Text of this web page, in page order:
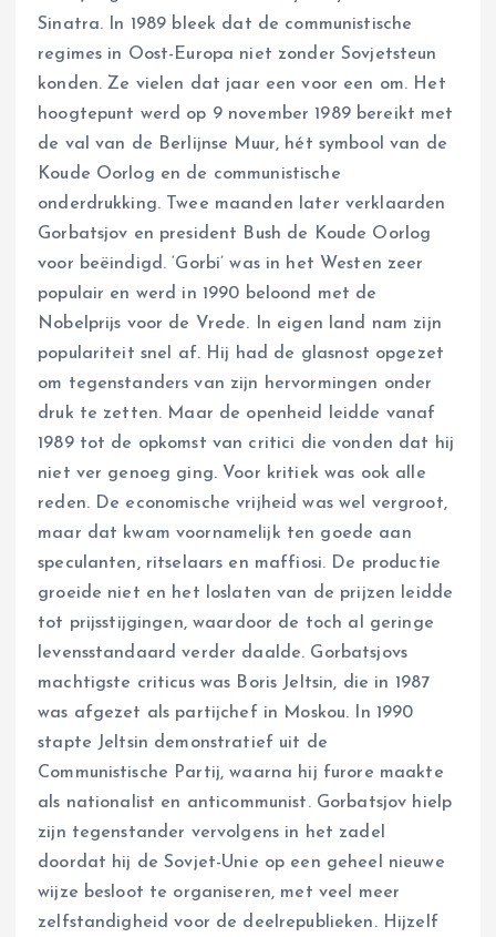
Sinatra. In 1989 bleek dat de communistische
regimes in Oost-Europa niet zonder Sovjetsteun
konden. Ze vielen dat jaar een voor een om. Het
hoogtepunt werd op 9 november 1989 bereikt met
de val van de Berlijnse Muur, hét symbool van de
Koude Oorlog en de communistische
onderdrukking. Twee maanden later verklaarden
Gorbatsjov en president Bush de Koude Oorlog
voor beëindigd. ‘Gorbi’ was in het Westen zeer
populair en werd in 1990 beloond met de
Nobelprijs voor de Vrede. In eigen land nam zijn
populariteit snel af. Hij had de glasnost opgezet
om tegenstanders van zijn hervormingen onder
druk te zetten. Maar de openheid leidde vanaf
1989 tot de opkomst van critici die vonden dat hij
niet ver genoeg ging. Voor kritiek was ook alle
reden. De economische vrijheid was wel vergroot,
maar dat kwam voornamelijk ten goede aan
speculanten, ritselaars en maffiosi. De productie
groeide niet en het loslaten van de prijzen leidde
tot prijsstijgingen, waardoor de toch al geringe
levensstandaard verder daalde. Gorbatsjovs
machtigste criticus was Boris Jeltsin, die in 1987
was afgezet als partijchef in Moskou. In 1990
stapte Jeltsin demonstratief uit de
Communistische Partij, waarna hij furore maakte
als nationalist en anticommunist. Gorbatsjov hielp
zijn tegenstander vervolgens in het zadel
doordat hij de Sovjet-Unie op een geheel nieuwe
wijze besloot te organiseren, met veel meer
zelfstandigheid voor de deelrepublieken. Hijzelf